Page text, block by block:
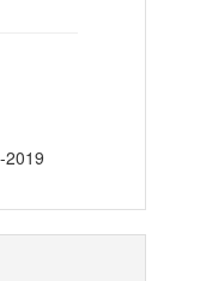
2019